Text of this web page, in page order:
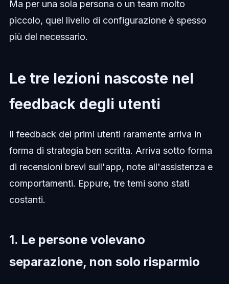
Ma per una sola persona o un team molto
piccolo, quel livello di configurazione è spesso
più del necessario.
Le tre lezioni nascoste nel
feedback degli utenti
Il feedback dei primi utenti raramente arriva in
forma di strategia ben scritta. Arriva sotto forma
di recensioni brevi sull'app, note all'assistenza e
comportamenti. Eppure, tre temi sono stati
costanti.
1. Le persone volevano
separazione, non solo risparmio